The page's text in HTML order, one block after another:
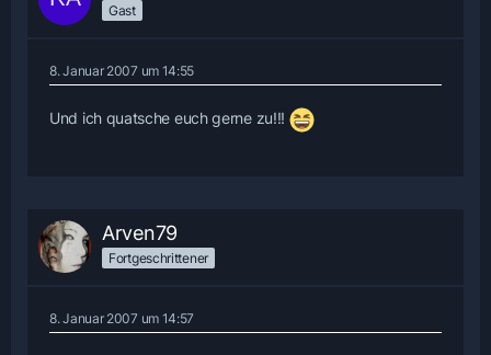
Gast
8. Januar 2007 um 14:55
Und ich quatsche euch gerne zu!!!
Arven79
Fortgeschrittener
8. Januar 2007 um 14:57